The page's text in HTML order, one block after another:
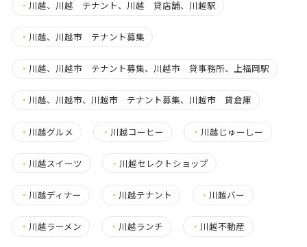
・ 川越、川越 テナント、川越 貸店舗、川越駅
・ 川越、川越市 テナント募集
・ 川越、川越市 テナント募集、川越市 貸事務所、上福岡駅
・ 川越、川越市、川越市 テナント募集、川越市 貸倉庫
・ 川越グルメ ・ 川越コーヒー ・ 川越じゅーしー
・ 川越スイーツ ・ 川越セレクトショップ
・ 川越ディナー ・ 川越テナント ・ 川越バー
・ 川越ラーメン ・ 川越ランチ ・ 川越不動産